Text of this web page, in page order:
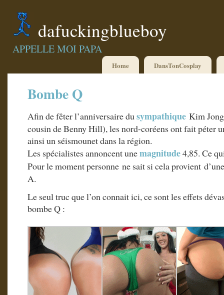
dafuckingblueboy
APPELLE MOI PAPA
Home DansTonCosplay
Bombe Q
Afin de fêter l’anniversaire dusympathique Kim
cousin de Benny Hill), les nord-coréens ont fait péter
ainsi un séismounet dans la région.
Les spécialistes annoncent unemagnitude4,85. Ce
Pour le moment personne ne sait si cela provient
A.
Le seul truc que l’on connait ici, ce sont les effets
bombe Q :